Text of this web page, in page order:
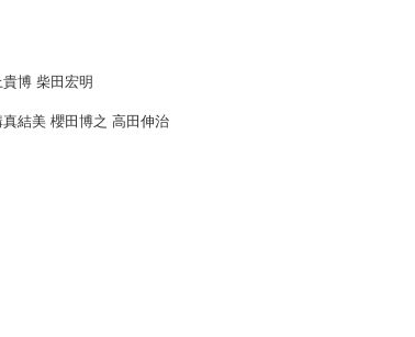
博 柴田宏明
結美 櫻田博之 高田伸治